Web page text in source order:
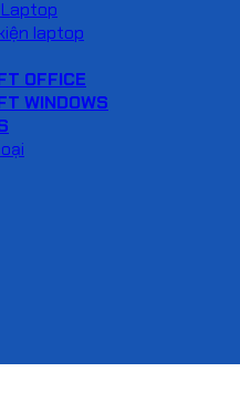
laptop
OFFICE
WINDOWS